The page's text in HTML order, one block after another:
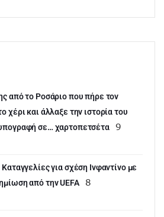
από το Ροσάριο που πήρε τον
χέρι και άλλαξε την ιστορία του
σε… χαρτοπετσέτα
9
για σχέση Ινφαντίνο με
από την UEFA
8